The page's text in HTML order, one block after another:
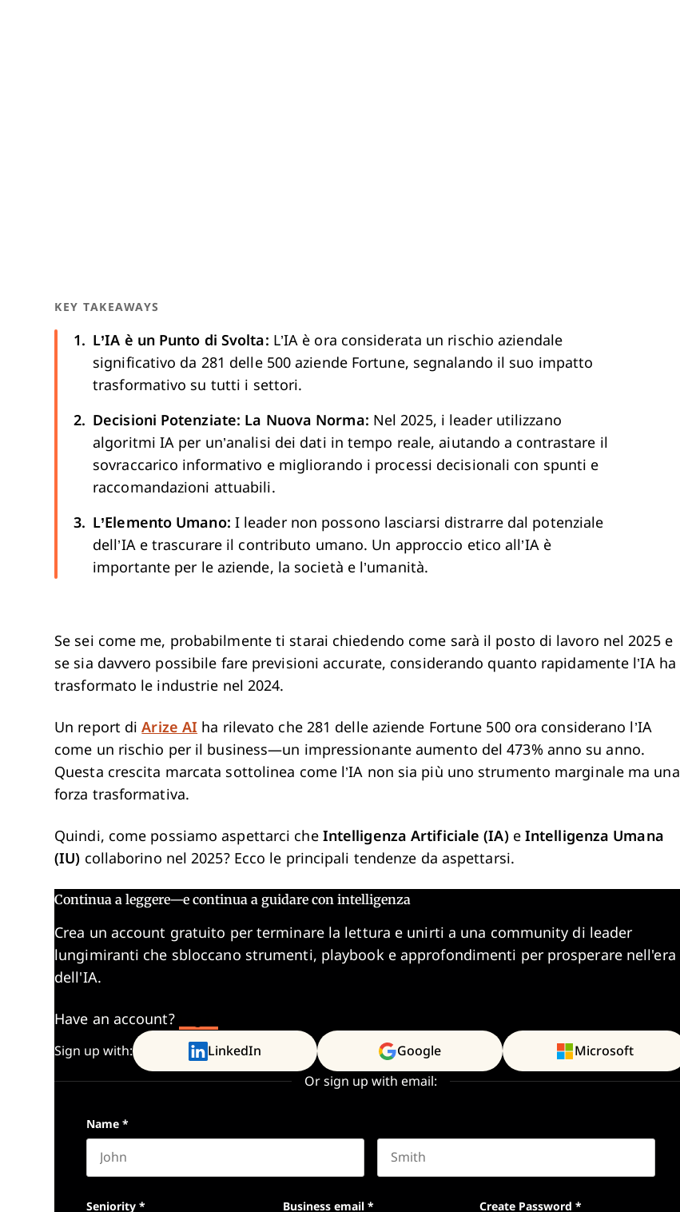
KEY TAKEAWAYS
L’IA è un Punto di Svolta: L’IA è ora considerata un rischio aziendale
significativo da 281 delle 500 aziende Fortune, segnalando il suo impatto
trasformativo su tutti i settori.
Decisioni Potenziate: La Nuova Norma: Nel 2025, i leader utilizzano
algoritmi IA per un’analisi dei dati in tempo reale, aiutando a contrastare il
sovraccarico informativo e migliorando i processi decisionali con spunti e
raccomandazioni attuabili.
L’Elemento Umano: I leader non possono lasciarsi distrarre dal potenziale
dell’IA e trascurare il contributo umano. Un approccio etico all’IA è
importante per le aziende, la società e l’umanità.
Se sei come me, probabilmente ti starai chiedendo come sarà il posto di lavoro nel 2025 e
se sia davvero possibile fare previsioni accurate, considerando quanto rapidamente l’IA ha
trasformato le industrie nel 2024.
Un report diArize AI ha rilevato che 281 delle aziende Fortune 500 ora considerano l’IA
come un rischio per il business—un impressionante aumento del 473% anno su anno.
Questa crescita marcata sottolinea come l’IA non sia più uno strumento marginale ma una
forza trasformativa.
Quindi, come possiamo aspettarci che Intelligenza Artificiale (IA)e Intelligenza Umana
(IU) collaborino nel 2025? Ecco le principali tendenze da aspettarsi.
Continua a leggere—e continua a guidare con intelligenza
Crea un account gratuito per terminare la lettura e unirti a una community di leader
lungimiranti che sbloccano strumenti, playbook e approfondimenti per prosperare nell'era
dell'IA.
Have an account?
Sign up with: LinkedIn Google Microsoft
Or sign up with email:
Name *
Seniority * Business email * Create Password *